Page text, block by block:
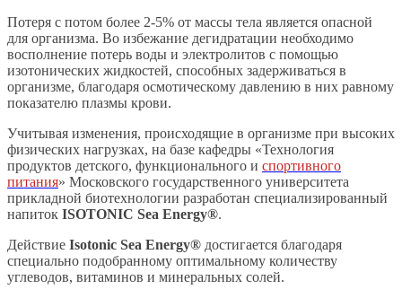
Потеря с потом более 2-5% от массы тела является опасной
для организма. Во избежание дегидратации необходимо
восполнение потерь воды и электролитов с помощью
изотонических жидкостей, способных задерживаться в
организме, благодаря осмотическому давлению в них равному
показателю плазмы крови.
Учитывая изменения, происходящие в организме при высоких
физических нагрузках, на базе кафедры «Технология
продуктов детского, функционального и спортивного
питания» Московского государственного университета
прикладной биотехнологии разработан специализированный
напиток ISOTONIC Sea Energy®.
Действие Isotonic Sea Energy® достигается благодаря
специально подобранному оптимальному количеству
углеводов, витаминов и минеральных солей.